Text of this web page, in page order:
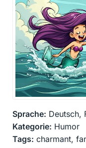
Sprache: Deutsch,
Kategorie: Humor
Tags: charmant,